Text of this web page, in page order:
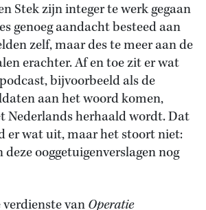
Stek zijn integer te werk gegaan
genoeg aandacht besteed aan
zelf, maar des te meer aan de
erachter. Af en toe zit er wat
bijvoorbeeld als de
aan het woord komen,
Nederlands herhaald wordt. Dat
er wat uit, maar het stoort niet:
ooggetuigenverslagen nog
vanOperatie